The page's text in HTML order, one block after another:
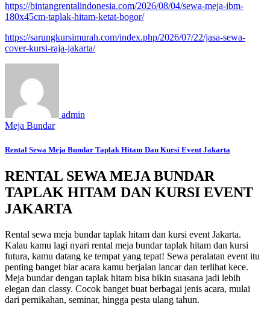
https://bintangrentalindonesia.com/2026/08/04/sewa-meja-ibm-
180x45cm-taplak-hitam-ketat-bogor/
https://sarungkursimurah.com/index.php/2026/07/22/jasa-sewa-
cover-kursi-raja-jakarta/
admin
Meja Bundar
Rental Sewa Meja Bundar Taplak Hitam Dan Kursi Event Jakarta
RENTAL SEWA MEJA BUNDAR
TAPLAK HITAM DAN KURSI EVENT
JAKARTA
Rental sewa meja bundar taplak hitam dan kursi event Jakarta.
Kalau kamu lagi nyari rental meja bundar taplak hitam dan kursi
futura, kamu datang ke tempat yang tepat! Sewa peralatan event itu
penting banget biar acara kamu berjalan lancar dan terlihat kece.
Meja bundar dengan taplak hitam bisa bikin suasana jadi lebih
elegan dan classy. Cocok banget buat berbagai jenis acara, mulai
dari pernikahan, seminar, hingga pesta ulang tahun.